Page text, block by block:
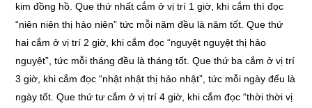
kim đồng hồ. Que thứ nhất cắm ở vị trí 1 giờ, khi cắm thì đọc
“niên niên thị hảo niên” tức mỗi năm đều là năm tốt. Que thứ
hai cắm ở vị trí 2 giờ, khi cắm đọc “nguyệt nguyệt thị hảo
nguyệt”, tức mỗi tháng đều là tháng tốt. Que thứ ba cắm ở vị trí
3 giờ, khi cắm đọc “nhật nhật thị hảo nhật”, tức mỗi ngày đểu là
ngày tốt. Que thứ tư cắm ở vị trí 4 giờ, khi cắm đọc “thời thời vị